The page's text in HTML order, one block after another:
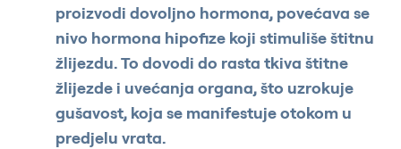
proizvodi dovoljno hormona, povećava se
nivo hormona hipofize koji stimuliše štitnu
žlijezdu. To dovodi do rasta tkiva štitne
žlijezde i uvećanja organa, što uzrokuje
gušavost, koja se manifestuje otokom u
predjelu vrata.